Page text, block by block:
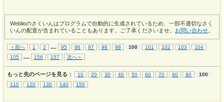
Weblioのさくいんはプログラムで自動的に生成されているため、一部不適切なさく
いんの配置が含まれていることもあります。ご了承くださいませ。 お問い合わせ
＜前へ 1 2 .... 95 96 97 98 99 100 101 102 103
104
105
.... 156 157 次へ＞
もっと先のページを見る： 10 20 30 40 50 60 70 80 90
100
110
120 130 140 150